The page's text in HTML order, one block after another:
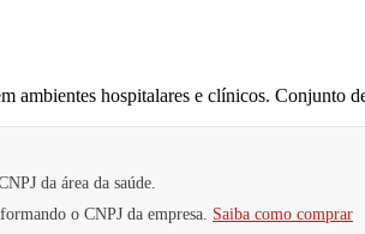
ambientes hospitalares e clínicos. Conjunto
da área da saúde.
o CNPJ da empresa. Saiba como comprar